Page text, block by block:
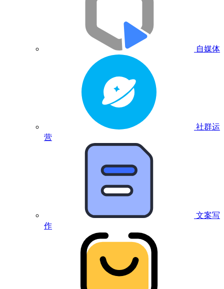
自媒体
社群运
营
文案写
作